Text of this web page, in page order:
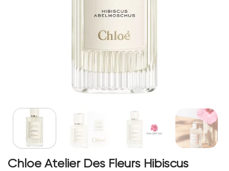
Chloe Atelier Des Fleurs Hibiscus